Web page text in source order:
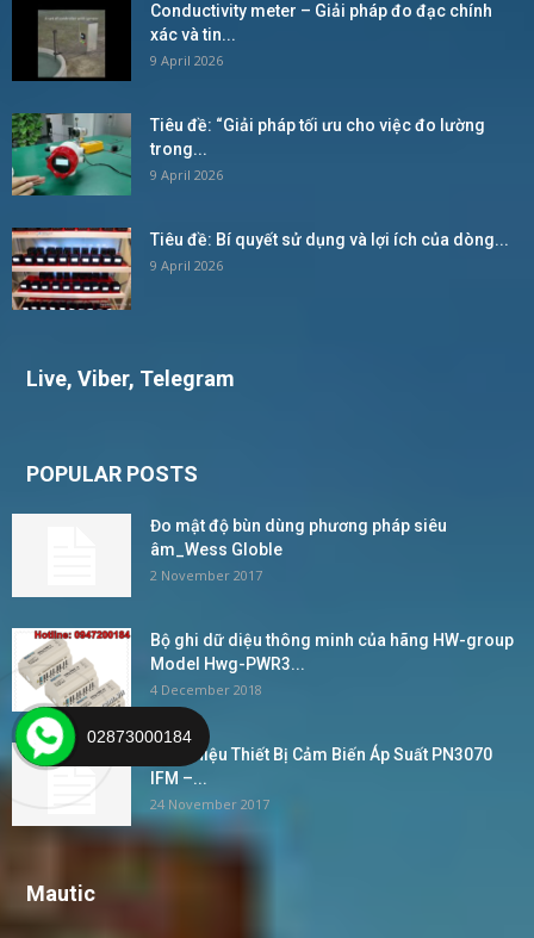
Conductivity meter – Giải pháp đo đạc chính
xác và tin...
9 April 2026
Tiêu đề: “Giải pháp tối ưu cho việc đo lường
trong...
9 April 2026
Tiêu đề: Bí quyết sử dụng và lợi ích của dòng...
9 April 2026
Live, Viber, Telegram
POPULAR POSTS
Đo mật độ bùn dùng phương pháp siêu
âm_Wess Globle
2 November 2017
Bộ ghi dữ diệu thông minh của hãng HW-group
Model Hwg-PWR3...
4 December 2018
Giới Thiệu Thiết Bị Cảm Biến Áp Suất PN3070
IFM –...
24 November 2017
Mautic
02873000184